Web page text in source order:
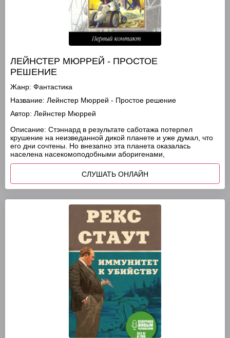
ЛЕЙНСТЕР МЮРРЕЙ - ПРОСТОЕ
РЕШЕНИЕ
Жанр: Фантастика
Название: Лейнстер Мюррей - Простое решение
Автор: Лейнстер Мюррей
Описание: Стэннард в результате саботажа потерпел
крушение на неизведанной дикой планете и уже думал, что
его дни сочтены. Но внезапно эта планета оказалась
населена насекомоподобными аборигенами,
СЛУШАТЬ ОНЛАЙН